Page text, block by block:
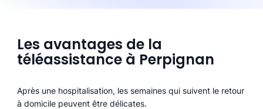
Les avantages de la
téléassistance à Perpignan
Après une hospitalisation, les semaines qui suivent le retour
à domicile peuvent être délicates.